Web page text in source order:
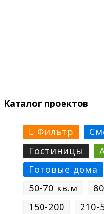
Каталог проектов
Фильтр
Гостиницы
Готовые дома
50-70 кв.м
150-200
210-